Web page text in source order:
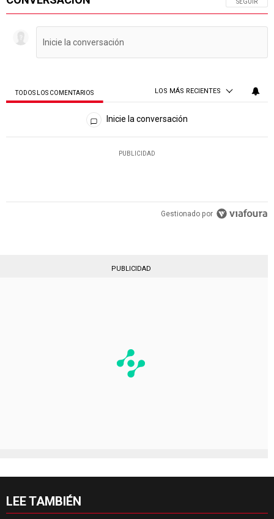
TODOS LOS COMENTARIOS LOS MÁS RECIENTES
Todos los comentarios
Inicie la conversación
PUBLICIDAD
Gestionado por
PUBLICIDAD
LEE TAMBIÉN